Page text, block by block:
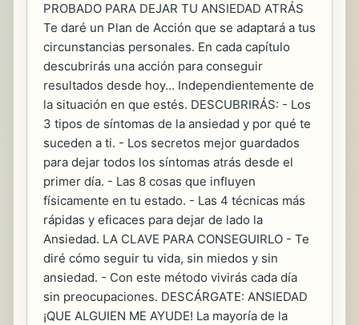
PROBADO PARA DEJAR TU ANSIEDAD ATRÁS
Te daré un Plan de Acción que se adaptará a tus
circunstancias personales. En cada capítulo
descubrirás una acción para conseguir
resultados desde hoy... Independientemente de
la situación en que estés. DESCUBRIRÁS: - Los
3 tipos de síntomas de la ansiedad y por qué te
suceden a ti. - Los secretos mejor guardados
para dejar todos los síntomas atrás desde el
primer día. - Las 8 cosas que influyen
físicamente en tu estado. - Las 4 técnicas más
rápidas y eficaces para dejar de lado la
Ansiedad. LA CLAVE PARA CONSEGUIRLO - Te
diré cómo seguir tu vida, sin miedos y sin
ansiedad. - Con este método vivirás cada día
sin preocupaciones. DESCÁRGATE: ANSIEDAD
¡QUE ALGUIEN ME AYUDE! La mayoría de la